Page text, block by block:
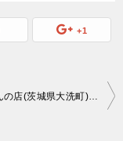
+1
かあちゃんの店(茨城県大洗町)水揚げ直後の鮮度抜群生しらす丼を連食